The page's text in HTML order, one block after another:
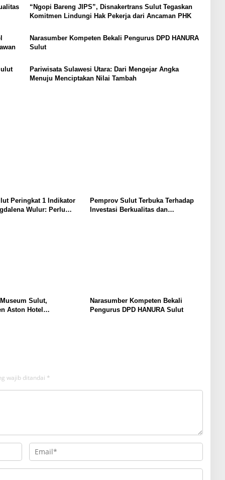
“Ngopi Bareng JIPS”, Disnakertrans Sulut Tegaskan
Komitmen Lindungi Hak Pekerja dari Ancaman PHK
Narasumber Kompeten Bekali Pengurus DPD HANURA
Sulut
Pariwisata Sulawesi Utara: Dari Mengejar Angka
Menuju Menciptakan Nilai Tambah
Peringkat 1 Indikator
Wulur: Perlu
Pemprov Sulut Terbuka Terhadap
Investasi Berkualitas dan
Sulut,
Aston Hotel
Narasumber Kompeten Bekali
Pengurus DPD HANURA Sulut
wajib ditandai *